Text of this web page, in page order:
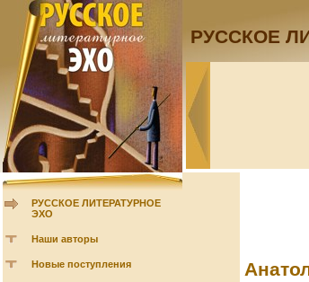
РУССКОЕ
РУССКОЕ ЛИТЕРАТУРНОЕ
ЭХО
Наши авторы
Новые поступления